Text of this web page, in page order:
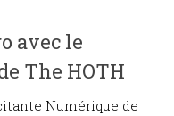
avec le
The HOTH
Numérique de